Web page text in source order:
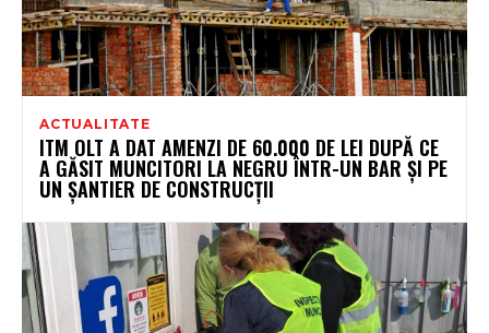
ACTUALITATE
ITM OLT A DAT AMENZI DE 60.000 DE LEI DUPĂ CE
A GĂSIT MUNCITORI LA NEGRU ÎNTR-UN BAR ȘI PE
UN ȘANTIER DE CONSTRUCȚII